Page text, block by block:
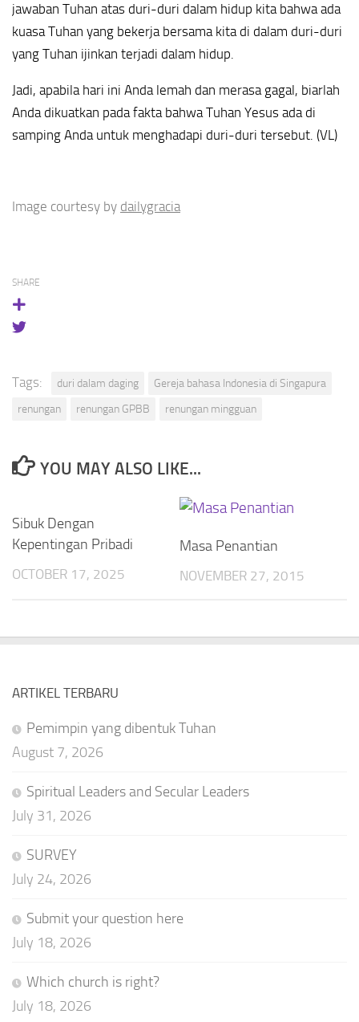
jawaban Tuhan atas duri-duri dalam hidup kita bahwa ada
kuasa Tuhan yang bekerja bersama kita di dalam duri-duri
yang Tuhan ijinkan terjadi dalam hidup.
Jadi, apabila hari ini Anda lemah dan merasa gagal, biarlah
Anda dikuatkan pada fakta bahwa Tuhan Yesus ada di
samping Anda untuk menghadapi duri-duri tersebut. (VL)
Image courtesy by dailygracia
SHARE
Tags: duri dalam daging
Gereja bahasa Indonesia di Singapura
renungan
renungan GPBB renungan mingguan
YOU MAY ALSO LIKE...
Sibuk Dengan
Kepentingan Pribadi
OCTOBER 17, 2025
Masa Penantian
NOVEMBER 27, 2015
ARTIKEL TERBARU
Pemimpin yang dibentuk Tuhan
August 7, 2026
Spiritual Leaders and Secular Leaders
July 31, 2026
SURVEY
July 24, 2026
Submit your question here
July 18, 2026
Which church is right?
July 18, 2026